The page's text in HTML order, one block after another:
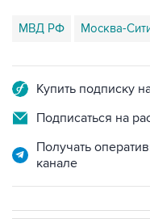
МВД РФ Москва-
Купить подписку
Подписаться на
Получать
канале